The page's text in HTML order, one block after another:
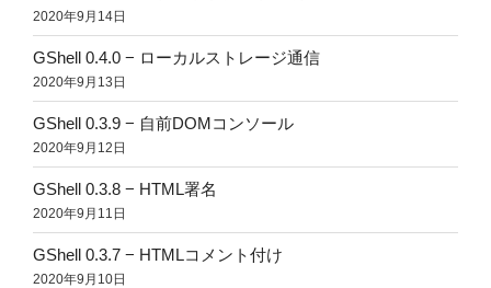
2020年9月14日
GShell 0.4.0 − ローカルストレージ通信
2020年9月13日
GShell 0.3.9 − 自前DOMコンソール
2020年9月12日
GShell 0.3.8 − HTML署名
2020年9月11日
GShell 0.3.7 − HTMLコメント付け
2020年9月10日